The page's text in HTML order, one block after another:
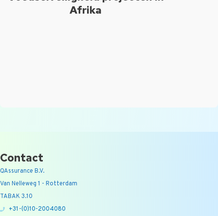
Afrika
Contact
QAssurance B.V.
Van Nelleweg 1 - Rotterdam
TABAK 3.10
+31-(0)10-2004080